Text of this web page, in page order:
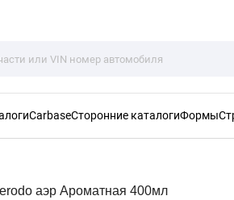
CarbaseСторонние каталогиФормы
аэр Ароматная 400мл